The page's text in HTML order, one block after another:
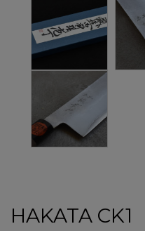
HAKATA CK1